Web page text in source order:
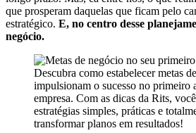
que prosperam daquelas que ficam pelo
estratégico. E, no centro desse
negócio.
Descubra como estabelecer metas
impulsionam o sucesso no primeiro
empresa. Com as dicas da Rits,
estratégias simples, práticas e
transformar planos em resultados!